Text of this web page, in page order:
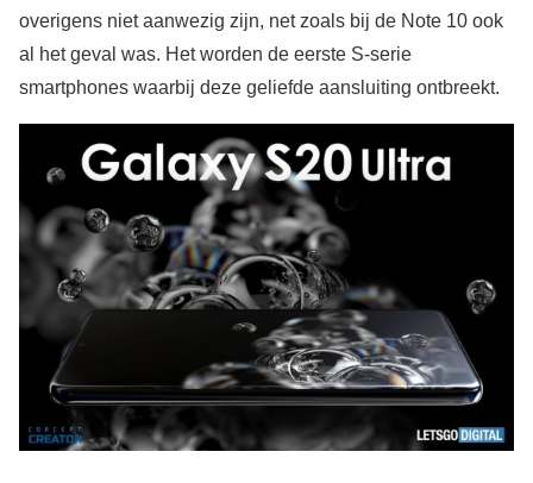
overigens niet aanwezig zijn, net zoals bij de Note 10 ook
al het geval was. Het worden de eerste S-serie
smartphones waarbij deze geliefde aansluiting ontbreekt.